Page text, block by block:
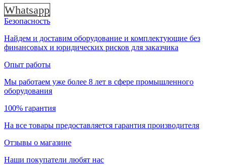
Whatsapp
Безопасность
Найдем и доставим оборудование и комплектующие без
финансовых и юридических рисков для заказчика
Опыт работы
Мы работаем уже более 8 лет в сфере промышленного
оборудования
100% гарантия
На все товары предоставляется гарантия производителя
Отзывы о магазине
Наши покупатели любят нас